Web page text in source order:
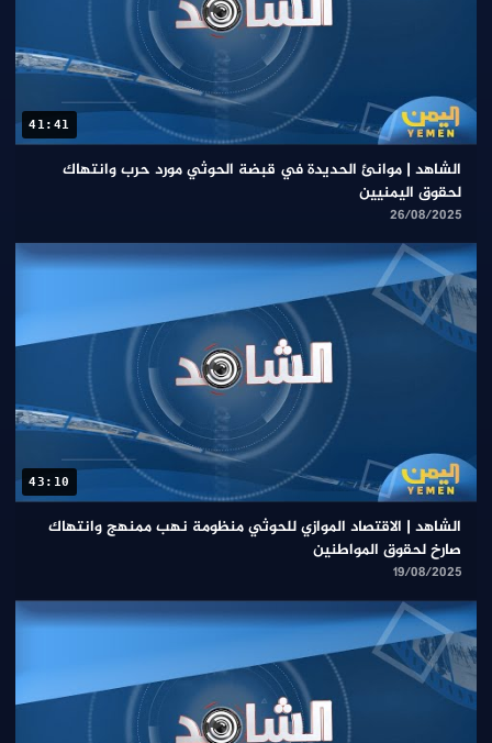
41:41
الشاهد | موانئ الحديدة في قبضة الحوثي مورد حرب وانتهاك
لحقوق اليمنيين
26/08/2025
43:10
الشاهد | الاقتصاد الموازي للحوثي منظومة نهب ممنهج وانتهاك
صارخ لحقوق المواطنين
19/08/2025